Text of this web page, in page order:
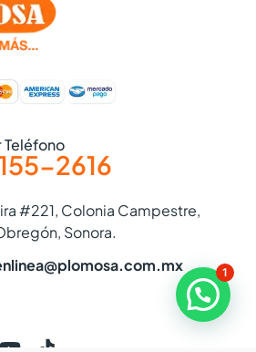
Teléfono
2616
#221, Colonia Campestre,
Sonora.
1